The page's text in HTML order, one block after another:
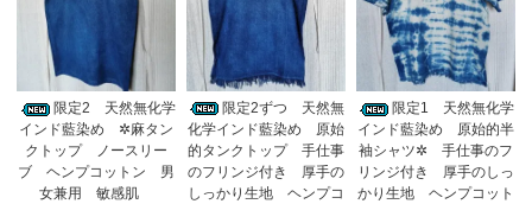
限定2 天然無化学
インド藍染め ✲麻タン
クトップ ノースリー
ブ ヘンプコットン 男
女兼用 敏感肌
限定2ずつ 天然無
化学インド藍染め 原始
的タンクトップ 手仕事
のフリンジ付き 厚手の
しっかり生地 ヘンプコ
限定1 天然無化学
インド藍染め 原始的半
袖シャツ✲ 手仕事のフ
リンジ付き 厚手のしっ
かり生地 ヘンプコット